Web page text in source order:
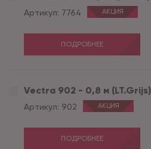
Артикул: 7764 АКЦИЯ
ПОДРОБНЕЕ
Vectra 902 - 0,8 м (LT.Grijs)
Артикул: 902 АКЦИЯ
ПОДРОБНЕЕ